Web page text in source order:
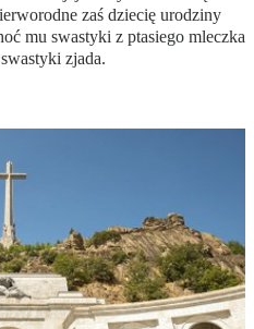
zaś dziecię urodziny
mu swastyki z ptasiego mleczka
zjada.